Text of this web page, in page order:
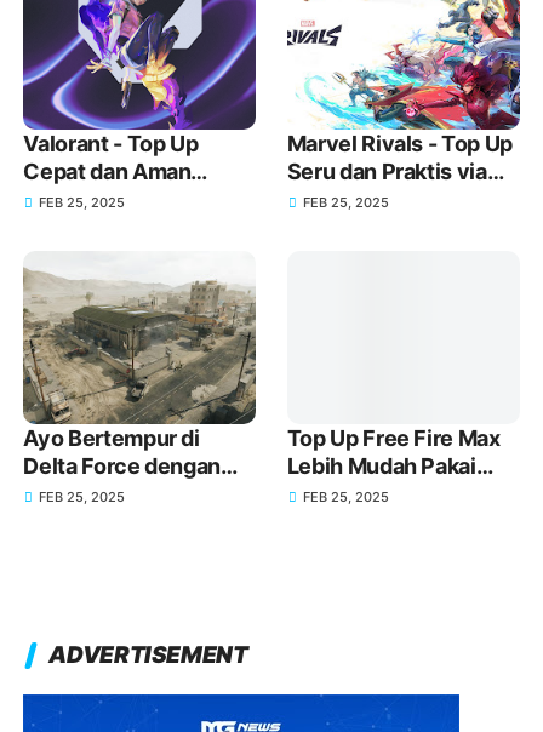
Valorant - Top Up
Cepat dan Aman
Menggunakan GoPay
FEB 25, 2025
Marvel Rivals - Top Up
Seru dan Praktis via
GoPay
FEB 25, 2025
Ayo Bertempur di
Delta Force dengan
Senjata Baru melalui
FEB 25, 2025
Top Up Free Fire Max
Lebih Mudah Pakai
GoPay!
FEB 25, 2025
ADVERTISEMENT